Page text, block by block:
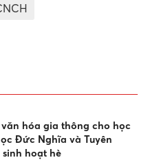
hóa gia thông cho học
Đức Nghĩa và Tuyên
hoạt hè